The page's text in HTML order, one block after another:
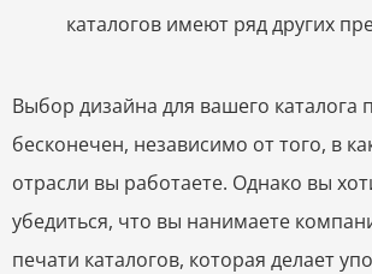
каталогов имеют ряд других
Выбор дизайна для вашего каталога
бесконечен, независимо от того, в
отрасли вы работаете. Однако вы
убедиться, что вы нанимаете
печати каталогов, которая делает